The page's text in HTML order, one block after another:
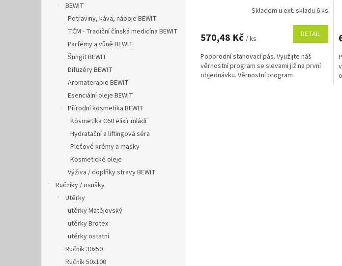
BEWIT
Potraviny, káva, nápoje BEWIT
TČM - Tradiční čínská medicína BEWIT
Parfémy a vůně BEWIT
Šungit BEWIT
Difuzéry BEWIT
Aromaterapie BEWIT
Esenciální oleje BEWIT
Přírodní kosmetika BEWIT
Kosmetika C60 elixír mládí
Hydratační a liftingová séra
Pleťové krémy a masky
Kosmetické oleje
Výživa / doplňky stravy BEWIT
Ručníky / osušky
Utěrky
utěrky Matějovský
utěrky Brotex
utěrky ostatní
Ručník 30x50
Ručník 50x100
Skladem u ext. skladu 6 ks
570,48 Kč / ks DETAIL
Poporodní stahovací pás. Využijte náš
věrnostní program se slevami již na první
objednávku. Věrnostní program